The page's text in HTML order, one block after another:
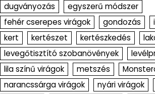
dugványozás
egyszerű módszer
fehér cserepes virágok
gondozás
kert
kertészet kertészkedés
levegőtisztító szobanövények
lila színű virágok
metszés
narancssárga virágok
nyári virágok